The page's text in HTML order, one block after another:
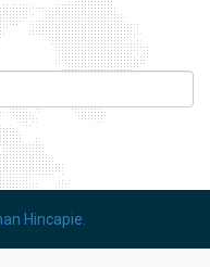
Hincapie.